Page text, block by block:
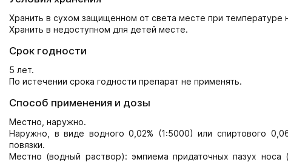
Хранить в сухом защищенном от света месте при температуре
Хранить в недоступном для детей месте.
Срок годности
5 лет.
По истечении срока годности препарат не применять.
Способ применения и дозы
Местно, наружно.
Наружно, в виде водного 0,02% (1:5000) или спиртового
повязки.
Местно (водный раствор): эмпиема придаточных пазух